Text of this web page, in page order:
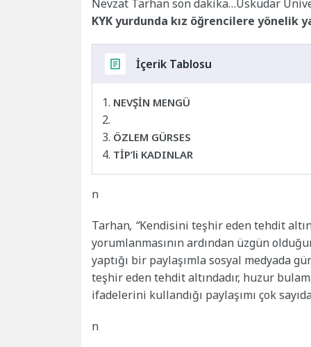
Nevzat Tarhan son dakika…Üsküdar
KYK yurdunda kız öğrencilere yönelik
İçerik Tablosu
NEVŞİN MENGÜ
ÖZLEM GÜRSES
TİP’li KADINLAR
n
Tarhan, “Kendisini teşhir eden tehdit
yorumlanmasının ardından üzgün
yaptığı bir paylaşımla sosyal medyada
teşhir eden tehdit altındadır, huzur
ifadelerini kullandığı paylaşımı çok
n